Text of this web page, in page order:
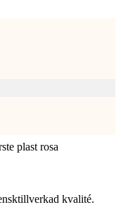
plast rosa
kvalité.